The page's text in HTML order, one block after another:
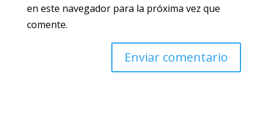
en este navegador para la próxima vez que
comente.